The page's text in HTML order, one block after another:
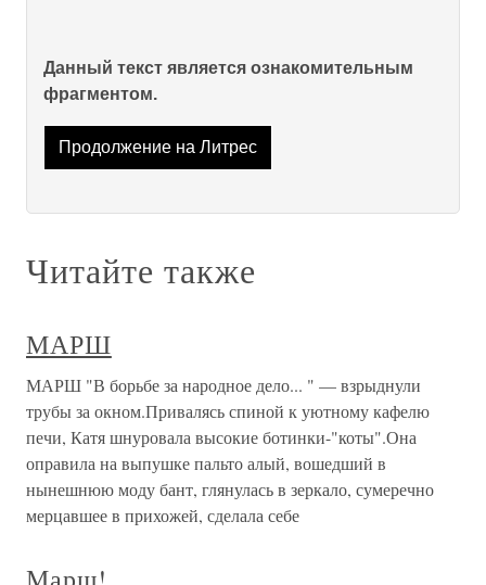
Данный текст является ознакомительным
фрагментом.
Продолжение на Литрес
Читайте также
МАРШ
МАРШ "В борьбе за народное дело... " — взрыднули
трубы за окном.Привалясь спиной к уютному кафелю
печи, Катя шнуровала высокие ботинки-"коты".Она
оправила на выпушке пальто алый, вошедший в
нынешнюю моду бант, глянулась в зеркало, сумеречно
мерцавшее в прихожей, сделала себе